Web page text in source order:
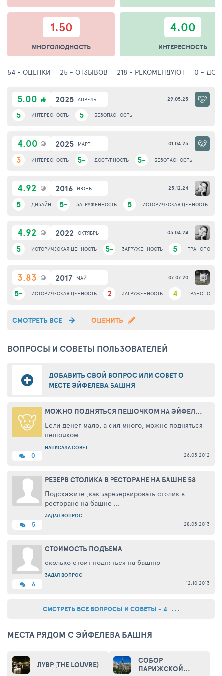
1.50
МНОГОЛЮДНОСТЬ
4.00
ИНТЕРЕСНОСТЬ
54 - ОЦЕНКИ 25 - ОТЗЫВОВ 218 - РЕКОМЕНДУЮТ 0 -
5.00
5 ИНТЕРЕСНОСТЬ 5 БЕЗОПАСНОСТЬ
2025 АПРЕЛЬ 29.05.25
4.00
3 ИНТЕРЕСНОСТЬ 5- ДОСТУПНОСТЬ 5- БЕЗОПАСНОСТЬ
2025 МАРТ 01.04.25
4.92
5 ДИЗАЙН 5- ЗАГРУЖЕННОСТЬ 5 ИСТОРИЧЕСКАЯ ЦЕННОСТЬ
2016 ИЮНЬ 25.12.24
4.92
5 ИСТОРИЧЕСКАЯ ЦЕННОСТЬ 5- ЗАГРУЖЕННОСТЬ 5
2022 ОКТЯБРЬ 03.04.24
3.83
5- ИСТОРИЧЕСКАЯ ЦЕННОСТЬ 2 ЗАГРУЖЕННОСТЬ 4
2017 МАЙ 07.07.20
СМОТРЕТЬ ВСЕ ОЦЕНИТЬ
ВОПРОСЫ И СОВЕТЫ ПОЛЬЗОВАТЕЛЕЙ
ДОБАВИТЬ СВОЙ ВОПРОС ИЛИ СОВЕТ О
МЕСТЕ ЭЙФЕЛЕВА БАШНЯ
26.05.2012
МОЖНО ПОДНЯТЬСЯ ПЕШОЧКОМ НА ЭЙФЕЛЕВУ БАШНЮ
Если денег мало, а сил много, можно подняться
пешочком ...
НАПИСАЛА СОВЕТ
0
28.03.2013
РЕЗЕРВ СТОЛИКА В РЕСТОРАНЕ НА БАШНЕ 58
Подскажите ,как зарезервировать столик в
ресторане на башне ...
ЗАДАЛ ВОПРОС
5
12.10.2013
СТОИМОСТЬ ПОДЪЕМА
сколько стоит подняться на башню
ЗАДАЛ ВОПРОС
6
СМОТРЕТЬ ВСЕ ВОПРОСЫ И СОВЕТЫ - 4
МЕСТА РЯДОМ С ЭЙФЕЛЕВА БАШНЯ
ЛУВР (THE LOUVRE)
СОБОР
ПАРИЖСКОЙ